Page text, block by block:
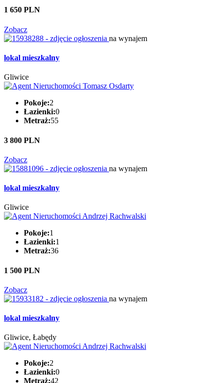
1 650 PLN
Zobacz
na wynajem
lokal mieszkalny
Gliwice
Pokoje:2
Łazienki:0
Metraż:55
3 800 PLN
Zobacz
na wynajem
lokal mieszkalny
Gliwice
Pokoje:1
Łazienki:1
Metraż:36
1 500 PLN
Zobacz
na wynajem
lokal mieszkalny
Gliwice, Łabędy
Pokoje:2
Łazienki:0
Metraż:42